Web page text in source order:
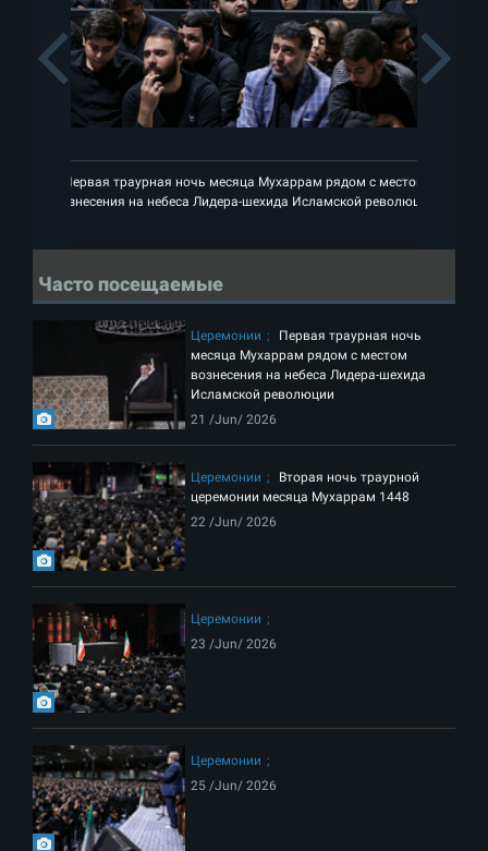
Первая траурная ночь месяца Мухаррам рядом с местом
вознесения на небеса Лидера-шехида Исламской революции
Previous
Часто посещаемые
Церемонии
Первая траурная ночь
месяца Мухаррам рядом с местом
вознесения на небеса Лидера-шехида
Исламской революции
21 /Jun/ 2026
Церемонии
Вторая ночь траурной
церемонии месяца Мухаррам 1448
22 /Jun/ 2026
Церемонии
23 /Jun/ 2026
Церемонии
25 /Jun/ 2026